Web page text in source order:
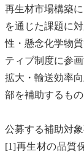
再生材市場構築
を通じた課題に
性・懸念化学物
ティブ制度に参
拡大・輸送効率
部を補助するもの
公募する補助対象
[1]再生材の品質